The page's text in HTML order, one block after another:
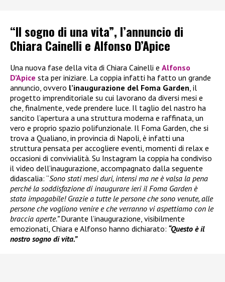
“Il sogno di una vita”, l’annuncio di
Chiara Cainelli e Alfonso D’Apice
Una nuova fase della vita di Chiara Cainelli e Alfonso
D’Apice sta per iniziare. La coppia infatti ha fatto un grande
annuncio, ovvero l’inaugurazione del Foma Garden , il
progetto imprenditoriale su cui lavorano da diversi mesi e
che, finalmente, vede prendere luce. Il taglio del nastro ha
sancito l’apertura a una struttura moderna e raffinata, un
vero e proprio spazio polifunzionale. Il Foma Garden, che si
trova a Qualiano, in provincia di Napoli, è infatti una
struttura pensata per accogliere eventi, momenti di relax e
occasioni di convivialità. Su Instagram la coppia ha condiviso
il video dell’inaugurazione, accompagnato dalla seguente
didascalia: “Sono stati mesi duri, intensi ma ne è valsa la pena
perché la soddisfazione di inaugurare ieri il Foma Garden è
stata impagabile! Grazie a tutte le persone che sono venute, alle
persone che vogliono venire e che verranno vi aspettiamo con le
braccia aperte.”Durante l’inaugurazione, visibilmente
emozionati, Chiara e Alfonso hanno dichiarato: “Questo è il
nostro sogno di vita.”